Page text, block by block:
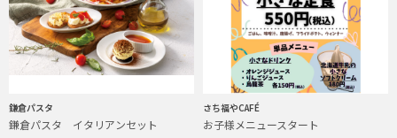
鎌倉パスタ
鎌倉パスタ イタリアンセット
さち福やCAFÉ
お子様メニュースタート